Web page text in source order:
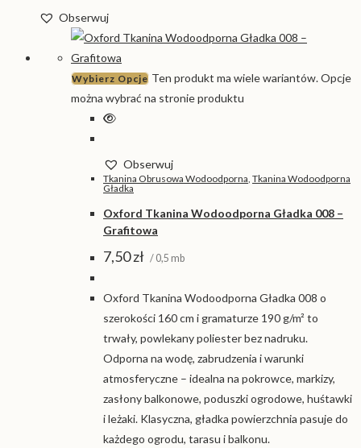
Obserwuj
Wybierz Opcje Ten produkt ma wiele wariantów. Opcje
można wybrać na stronie produktu
Obserwuj
Tkanina Obrusowa Wodoodporna, Tkanina Wodoodporna
Gładka
Oxford Tkanina Wodoodporna Gładka 008 –
Grafitowa
7,50zł / 0,5 mb
Oxford Tkanina Wodoodporna Gładka 008 o
szerokości 160 cm i gramaturze 190 g/m² to
trwały, powlekany poliester bez nadruku.
Odporna na wodę, zabrudzenia i warunki
atmosferyczne – idealna na pokrowce, markizy,
zasłony balkonowe, poduszki ogrodowe, huśtawki
i leżaki. Klasyczna, gładka powierzchnia pasuje do
każdego ogrodu, tarasu i balkonu.